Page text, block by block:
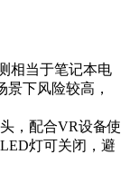
相当于笔记本电
下风险较高，
，配合VR设备使
灯可关闭，避